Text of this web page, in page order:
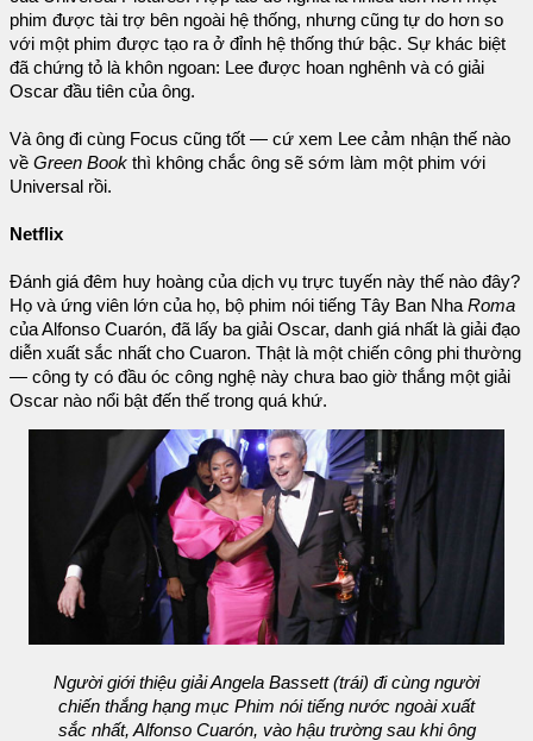
phim được tài trợ bên ngoài hệ thống, nhưng cũng tự do hơn so
với một phim được tạo ra ở đỉnh hệ thống thứ bậc. Sự khác biệt
đã chứng tỏ là khôn ngoan: Lee được hoan nghênh và có giải
Oscar đầu tiên của ông.
Và ông đi cùng Focus cũng tốt — cứ xem Lee cảm nhận thế nào
về Green Book thì không chắc ông sẽ sớm làm một phim với
Universal rồi.
Netflix
Đánh giá đêm huy hoàng của dịch vụ trực tuyến này thế nào đây?
Họ và ứng viên lớn của họ, bộ phim nói tiếng Tây Ban Nha Roma
của Alfonso Cuarón, đã lấy ba giải Oscar, danh giá nhất là giải đạo
diễn xuất sắc nhất cho Cuaron. Thật là một chiến công phi thường
— công ty có đầu óc công nghệ này chưa bao giờ thắng một giải
Oscar nào nổi bật đến thế trong quá khứ.
Người giới thiệu giải Angela Bassett (trái) đi cùng người
chiến thắng hạng mục Phim nói tiếng nước ngoài xuất
sắc nhất, Alfonso Cuarón, vào hậu trường sau khi ông